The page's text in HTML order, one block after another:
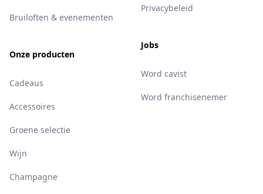
Bruiloften & evenementen
Onze producten
Cadeaus
Accessoires
Groene selectie
Wijn
Champagne
Privacybeleid
Jobs
Word cavist
Word franchisenemer